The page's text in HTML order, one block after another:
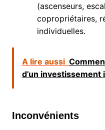
(ascenseurs,
copropriétaires,
individuelles.
A lire aussi
d’un
Inconvénients